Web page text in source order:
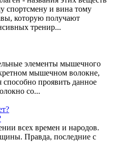
спортсмену и вина тому
которую получают
тренир...
элементы мышечного
мышечном волокне,
проявить данное
со...
всех времен и народов.
Правда, последние с